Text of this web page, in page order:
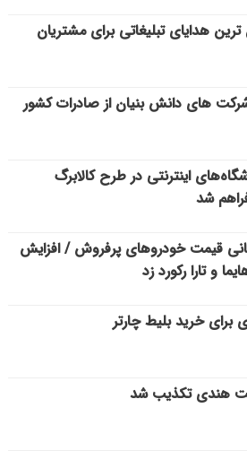
هدایای تبلیغاتی برای مشتریان
های دانش بنیان از صادرات کشور
اینترنتی در طرح کالابرگ
شد
قیمت خودروهای پرفروش / افزایش
و تارا رکورد زد
خرید بلیط چارتر
هندی تکذیب شد